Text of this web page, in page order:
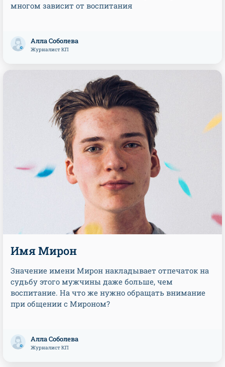
многом зависит от воспитания
Алла Соболева
Журналист КП
Имя Мирон
Значение имени Мирон накладывает отпечаток на
судьбу этого мужчины даже больше, чем
воспитание. На что же нужно обращать внимание
при общении с Мироном?
Алла Соболева
Журналист КП